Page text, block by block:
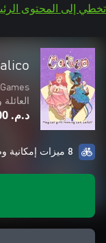
تخطي إلى المحتوى
د.م.‏ 164,00+
8 ميزات إمكانية وصول ذوي الاحتياجات الخاصة